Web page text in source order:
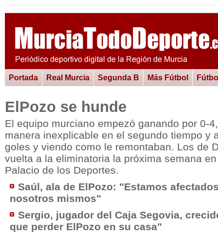
Portada Real Murcia Segunda B Más Fútbol
ElPozo se hunde
El equipo murciano empezó ganando por 0-
manera inexplicable en el segundo tiempo y
goles y viendo como le remontaban. Los de
vuelta a la eliminatoria la próxima semana
Palacio de los Deportes.
Saúl, ala de ElPozo: "Estamos
nosotros mismos"
Sergio, jugador del Caja Segovia,
que perder ElPozo en su casa"